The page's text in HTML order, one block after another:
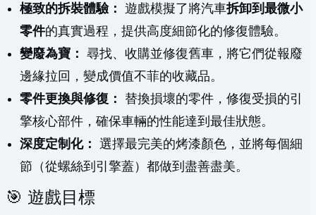
極致的拆裝體驗： 遊戲模擬了將汽車拆卸到最微小
零件的真實過程，提供高度細節化的修復體驗。
變廢為寶： 尋找、收購並修復舊車，將它們從報廢
邊緣拉回，變成價值不菲的收藏品。
零件更換與修復：
替換損壞的零件，修復受損的引
擎核心部件，確保車輛的性能達到最佳狀態。
深度定制化： 選擇最完美的烤漆顏色，並將每個細
節（從螺絲到引擎蓋）都做到盡善盡美。
🎯 遊戲目標